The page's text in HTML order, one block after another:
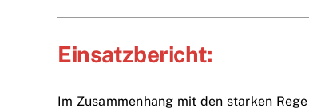
Einsatzbericht:
Im Zusammenhang mit den starken